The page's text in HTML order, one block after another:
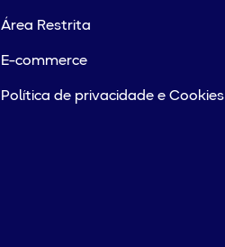
Área Restrita
E-commerce
Política de privacidade e Cookies